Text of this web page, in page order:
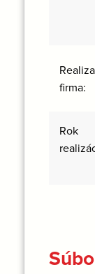
firma:
Rok